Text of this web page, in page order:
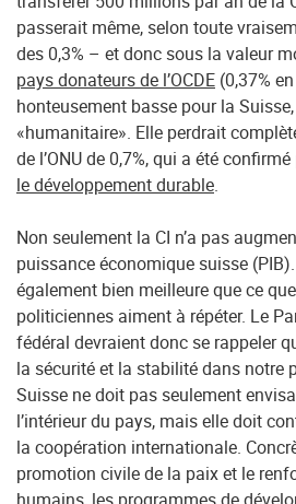
passerait même, selon toute
des 0,3% – et donc sous la valeur
pays donateurs de l’OCDE (0,37%
honteusement basse pour la
«humanitaire». Elle perdrait
de l’ONU de 0,7%, qui a été
le développement durable.
Non seulement la CI n’a pas
puissance économique suisse
également bien meilleure que ce
politiciennes aiment à répéter. Le
fédéral devraient donc se rappeler
la sécurité et la stabilité dans notre
Suisse ne doit pas seulement
l’intérieur du pays, mais elle doit
la coopération internationale.
promotion civile de la paix et le